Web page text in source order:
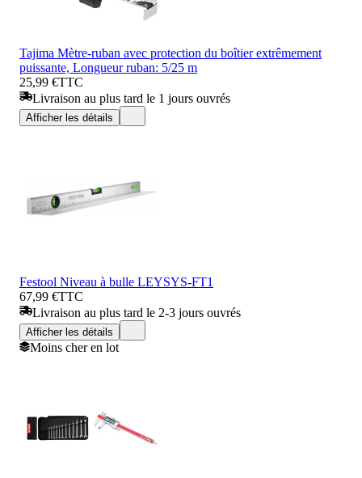
Tajima Mètre-ruban avec protection du boîtier extrêmement
puissante, Longueur ruban: 5/25 m
25,99 €TTC
Livraison au plus tard le 1 jours ouvrés
Afficher les détails
Festool Niveau à bulle LEYSYS-FT1
67,99 €TTC
Livraison au plus tard le 2-3 jours ouvrés
Afficher les détails
Moins cher en lot